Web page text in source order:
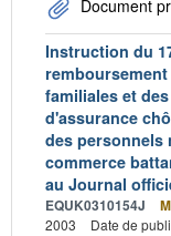
Document
Instruction du
familiales et
d'assurance
des personnels
commerce
au Journal
EQUK0310154J
2003
Date de